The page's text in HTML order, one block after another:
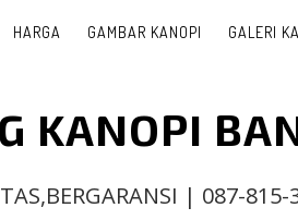
HARGA GAMBAR KANOPI GALERI
KANOPI
| 087-815-